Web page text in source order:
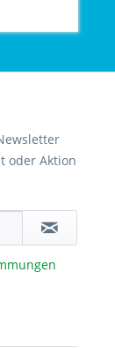
oder Aktion